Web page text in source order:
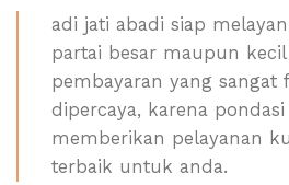
adi jati abadi siap
partai besar maupun
pembayaran yang sangat
dipercaya, karena
memberikan pelayanan
terbaik untuk anda.